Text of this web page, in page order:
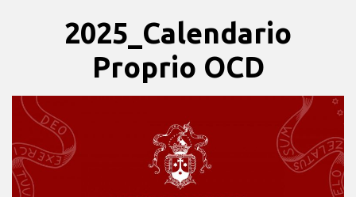
2025_Calendario
Proprio OCD